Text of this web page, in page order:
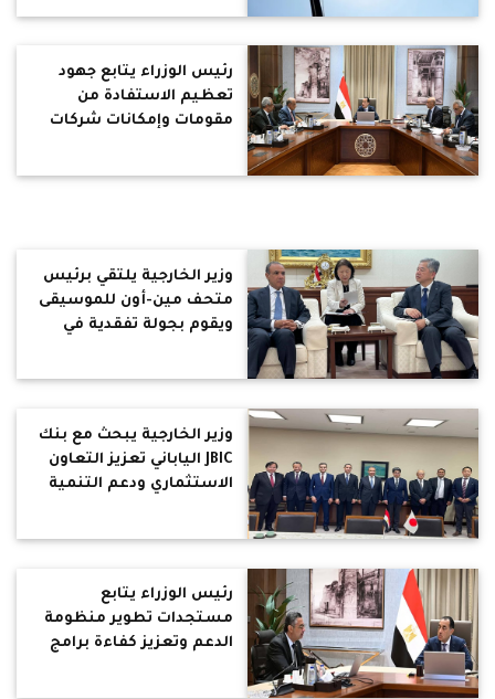
رئيس الوزراء يتابع جهود
تعظيم الاستفادة من
مقومات وإمكانات شركات
وزير الخارجية يلتقي برئيس
متحف مين-أون للموسيقى
ويقوم بجولة تفقدية في
وزير الخارجية يبحث مع بنك
JBIC الياباني تعزيز التعاون
الاستثماري ودعم التنمية
رئيس الوزراء يتابع
مستجدات تطوير منظومة
الدعم وتعزيز كفاءة برامج